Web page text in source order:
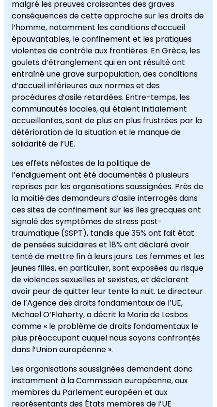
malgré les preuves croissantes des graves
conséquences de cette approche sur les droits de
l’homme, notamment les conditions d’accueil
épouvantables, le confinement et les pratiques
violentes de contrôle aux frontières. En Grèce, les
goulets d’étranglement qui en ont résulté ont
entraîné une grave surpopulation, des conditions
d’accueil inférieures aux normes et des
procédures d’asile retardées. Entre-temps, les
communautés locales, qui étaient initialement
accueillantes, sont de plus en plus frustrées par la
détérioration de la situation et le manque de
solidarité de l’UE.
Les effets néfastes de la politique de
l’endiguement ont été documentés à plusieurs
reprises par les organisations soussignées. Près de
la moitié des demandeurs d’asile interrogés dans
ces sites de confinement sur les îles grecques ont
signalé des symptômes de stress post-
traumatique (SSPT), tandis que 35% ont fait état
de pensées suicidaires et 18% ont déclaré avoir
tenté de mettre fin à leurs jours. Les femmes et les
jeunes filles, en particulier, sont exposées au risque
de violences sexuelles et sexistes, et déclarent
avoir peur de quitter leur tente la nuit. Le directeur
de l’Agence des droits fondamentaux de l’UE,
Michael O’Flaherty, a décrit la Moria de Lesbos
comme « le problème de droits fondamentaux le
plus préoccupant auquel nous soyons confrontés
dans l’Union européenne ».
Les organisations soussignées demandent donc
instamment à la Commission européenne, aux
membres du Parlement européen et aux
représentants des États membres de l’UE